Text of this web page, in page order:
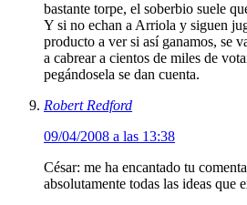
bastante torpe, el soberbio suele
Y si no echan a Arriola y siguen
producto a ver si así ganamos, se
a cabrear a cientos de miles de
pegándosela se dan cuenta.
Robert Redford
09/04/2008 a las 13:38
César: me ha encantado tu
absolutamente todas las ideas que